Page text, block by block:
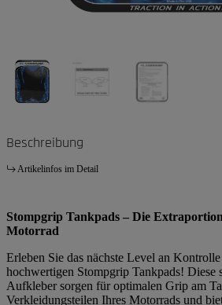
Beschreibung
Artikelinfos im Detail
Stompgrip Tankpads – Die
Motorrad
Erleben Sie das nächste Level an
hochwertigen Stompgrip Tankpads! Diese
Aufkleber sorgen für optimalen Grip am
Verkleidungsteilen Ihres Motorrads und